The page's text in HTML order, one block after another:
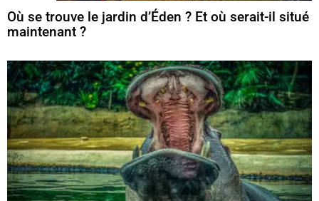
Où se trouve le jardin d’Éden ? Et où serait-il situé
maintenant ?